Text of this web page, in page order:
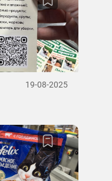
19-08-2025